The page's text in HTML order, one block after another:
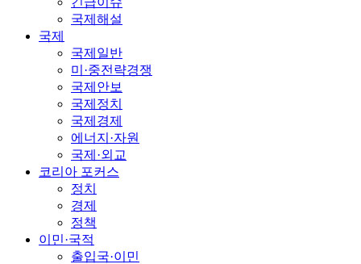
국제해설
국제
국제일반
미·중전략경쟁
국제안보
국제정치
국제경제
에너지·자원
국제·외교
코리아 포커스
정치
경제
정책
이민·국적
출입국·이민